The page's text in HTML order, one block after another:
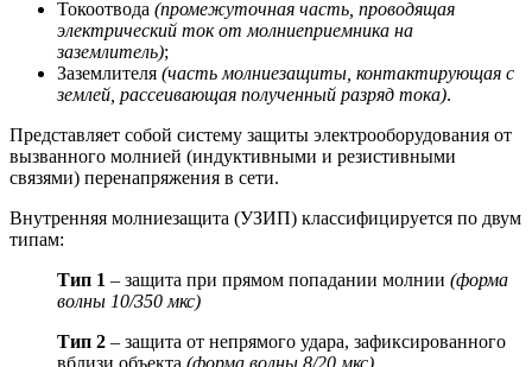
Токоотвода (промежуточная часть, проводящая
электрический ток от молниеприемника на
заземлитель);
Заземлителя (часть молниезащиты, контактирующая с
землей, рассеивающая полученный разряд тока).
Представляет собой систему защиты электрооборудования от
вызванного молнией (индуктивными и резистивными
связями) перенапряжения в сети.
Внутренняя молниезащита (УЗИП) классифицируется по двум
типам:
Тип 1 – защита при прямом попадании молнии (форма
волны 10/350 мкс)
Тип 2 – защита от непрямого удара, зафиксированного